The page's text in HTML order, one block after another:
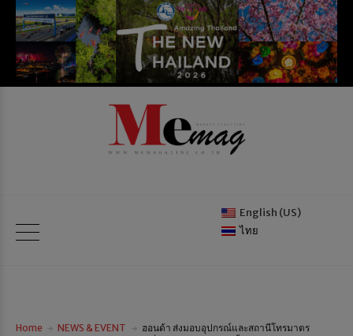
English (US)
ไทย
Home NEWS & EVENT
ฮอนด้า ส่งมอบอุปกรณ์และสถานีโทรมาตร